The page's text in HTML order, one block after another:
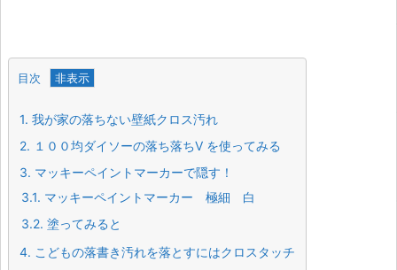
目次
1. 我が家の落ちない壁紙クロス汚れ
2. １００均ダイソーの落ち落ちV を使ってみる
3. マッキーペイントマーカーで隠す！
3.1. マッキーペイントマーカー 極細 白
3.2. 塗ってみると
4. こどもの落書き汚れを落とすにはクロスタッチ